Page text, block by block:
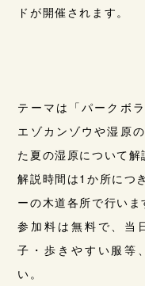
ドが開催されます。
テーマは「パークボ
エゾカンゾウや湿原
た夏の湿原について解
解説時間は1か所につ
ーの木道各所で行いま
参加料は無料で、当
子・歩きやすい服等
い。